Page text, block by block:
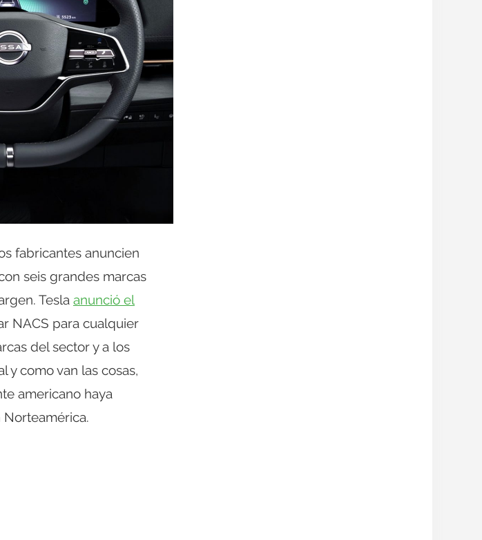
fabricantes anuncien
seis grandes marcas
Tesla anunció el
NACS para cualquier
del sector y a los
y como van las cosas,
americano haya